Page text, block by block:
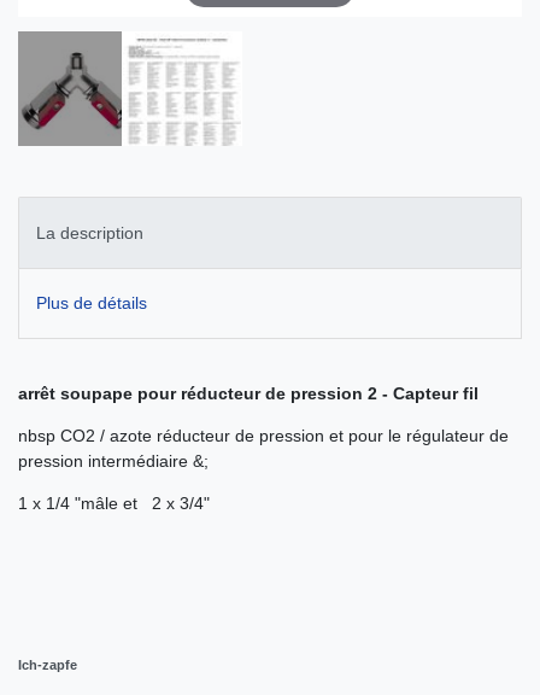
La description
Plus de détails
arrêt soupape pour réducteur de pression 2 - Capteur fil
nbsp CO2 / azote réducteur de pression et pour le régulateur de
pression intermédiaire &;
1 x 1/4 "mâle et 2 x 3/4"
Ich-zapfe